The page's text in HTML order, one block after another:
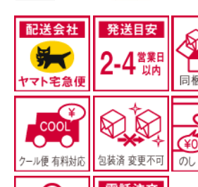
お問い合わせ